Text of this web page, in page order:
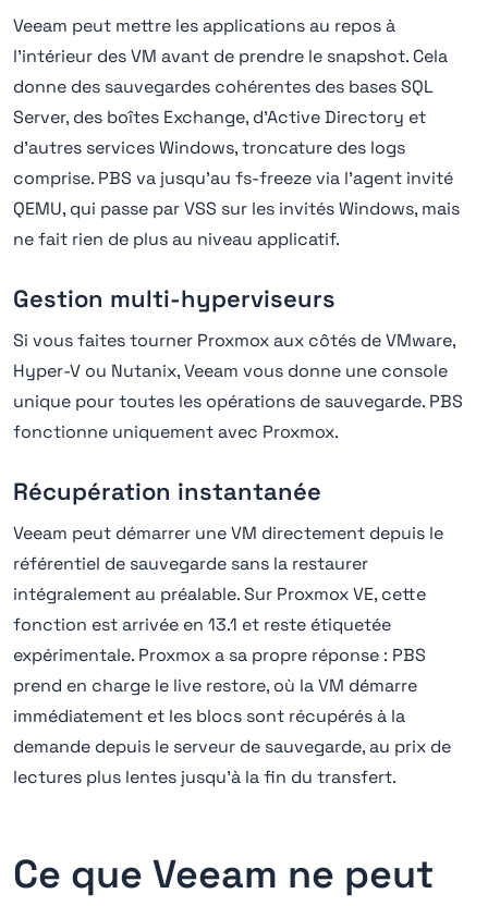
Veeam peut mettre les applications au repos à
l'intérieur des VM avant de prendre le snapshot. Cela
donne des sauvegardes cohérentes des bases SQL
Server, des boîtes Exchange, d'Active Directory et
d'autres services Windows, troncature des logs
comprise. PBS va jusqu'au fs-freeze via l'agent invité
QEMU, qui passe par VSS sur les invités Windows, mais
ne fait rien de plus au niveau applicatif.
Gestion multi-hyperviseurs
Si vous faites tourner Proxmox aux côtés de VMware,
Hyper-V ou Nutanix, Veeam vous donne une console
unique pour toutes les opérations de sauvegarde. PBS
fonctionne uniquement avec Proxmox.
Récupération instantanée
Veeam peut démarrer une VM directement depuis le
référentiel de sauvegarde sans la restaurer
intégralement au préalable. Sur Proxmox VE, cette
fonction est arrivée en 13.1 et reste étiquetée
expérimentale. Proxmox a sa propre réponse : PBS
prend en charge le live restore, où la VM démarre
immédiatement et les blocs sont récupérés à la
demande depuis le serveur de sauvegarde, au prix de
lectures plus lentes jusqu'à la fin du transfert.
Ce que Veeam ne peut